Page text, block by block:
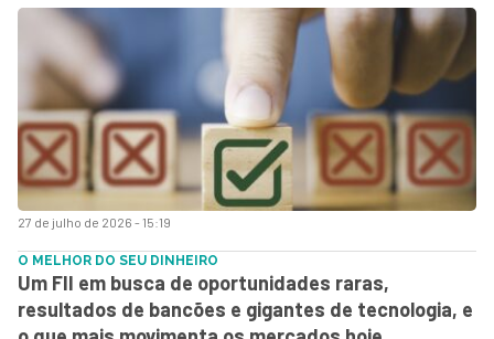
27 de julho de 2026 - 15:19
O MELHOR DO SEU DINHEIRO
Um FII em busca de oportunidades raras,
resultados de bancões e gigantes de tecnologia, e